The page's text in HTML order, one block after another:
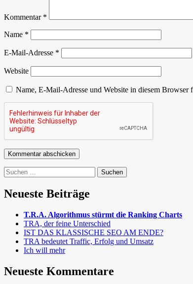
Kommentar *
Name *
E-Mail-Adresse *
Website
Name, E-Mail-Adresse und Website in diesem Browser
Suchen
nach:
Neueste Beiträge
T.R.A. Algorithmus stürmt die Ranking Charts
TRA, der feine Unterschied
IST DAS KLASSISCHE SEO AM ENDE?
TRA bedeutet Traffic, Erfolg und Umsatz
Ich will mehr
Neueste Kommentare